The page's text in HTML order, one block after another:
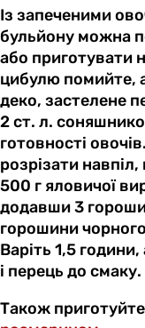
Із запеченими
бульйону можна
або приготувати
цибулю помийте,
деко, застелене
2 ст. л.
готовності
розрізати
500 г яловичої
додавши 3
горошини
Варіть 1,5
і перець до смаку.
Також приготуйте